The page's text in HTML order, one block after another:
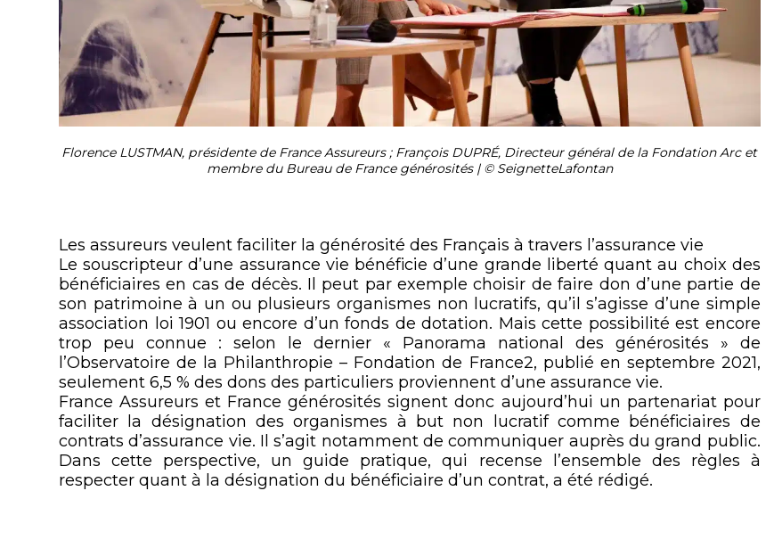
Florence LUSTMAN, présidente de France Assureurs ; François DUPRÉ, Directeur général de la Fondation Arc et
membre du Bureau de France générosités | © SeignetteLafontan
Les assureurs veulent faciliter la générosité des Français à travers l’assurance vie
Le souscripteur d’une assurance vie bénéficie d’une grande liberté quant au choix des
bénéficiaires en cas de décès. Il peut par exemple choisir de faire don d’une partie de
son patrimoine à un ou plusieurs organismes non lucratifs, qu’il s’agisse d’une simple
association loi 1901 ou encore d’un fonds de dotation. Mais cette possibilité est encore
trop peu connue : selon le dernier « Panorama national des générosités » de
l’Observatoire de la Philanthropie – Fondation de France2, publié en septembre 2021,
seulement 6,5 % des dons des particuliers proviennent d’une assurance vie.
France Assureurs et France générosités signent donc aujourd’hui un partenariat pour
faciliter la désignation des organismes à but non lucratif comme bénéficiaires de
contrats d’assurance vie. Il s’agit notamment de communiquer auprès du grand public.
Dans cette perspective, un guide pratique, qui recense l’ensemble des règles à
respecter quant à la désignation du bénéficiaire d’un contrat, a été rédigé.
EN